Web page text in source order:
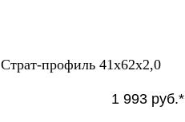
Страт-профиль 41x62x2,0
1 993 руб.*